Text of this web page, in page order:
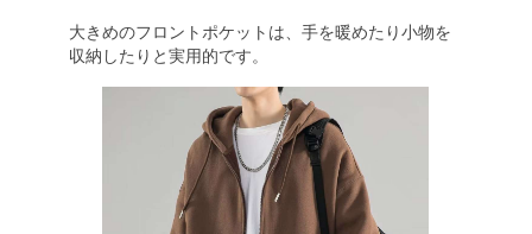
大きめのフロントポケットは、手を暖めたり小物を
収納したりと実用的です。